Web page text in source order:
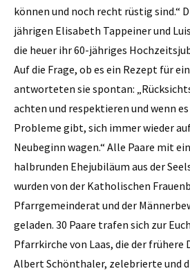
können und noch recht rüstig sind.“
jährigen Elisabeth Tappeiner und
die heuer ihr 60-jähriges
Auf die Frage, ob es ein Rezept für
antworteten sie spontan:
achten und respektieren und wenn
Probleme gibt, sich immer wieder
Neubeginn wagen.“ Alle Paare mit
halbrunden Ehejubiläum aus der
wurden von der ­Katholischen
Pfarrgemeinderat und der
geladen. 30 Paare trafen sich zur
Pfarrkirche von Laas, die der frühere
Albert Schönthaler, zelebrierte und